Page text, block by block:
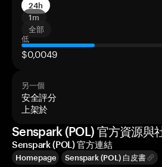
24h
1m
全部
低
$0,0049
另一個
安全評分
上架於
Senspark (POL) 官方資源與
Senspark (POL) 官方連結
Homepage Senspark (POL) 白皮書